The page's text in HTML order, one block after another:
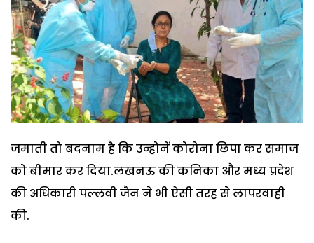
जमाती तो बदनाम है कि उन्होनें कोरोना छिपा कर समाज
को बीमार कर दिया.लखनऊ की कनिका और मध्य प्रदेश
की अधिकारी पल्लवी जैन ने भी ऐसी तरह से लापरवाही
की.